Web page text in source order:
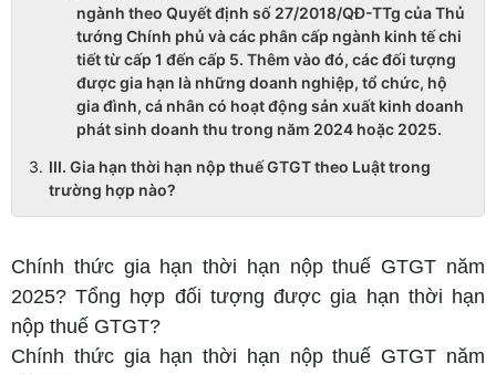
ngành theo Quyết định số 27/2018/QĐ-TTg của Thủ
tướng Chính phủ và các phân cấp ngành kinh tế chi
tiết từ cấp 1 đến cấp 5. Thêm vào đó, các đối tượng
được gia hạn là những doanh nghiệp, tổ chức, hộ
gia đình, cá nhân có hoạt động sản xuất kinh doanh
phát sinh doanh thu trong năm 2024 hoặc 2025.
III. Gia hạn thời hạn nộp thuế GTGT theo Luật trong
trường hợp nào?
Chính thức gia hạn thời hạn nộp thuế GTGT năm
2025? Tổng hợp đối tượng được gia hạn thời hạn
nộp thuế GTGT?
Chính thức gia hạn thời hạn nộp thuế GTGT năm